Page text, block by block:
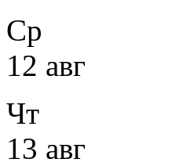
Ср
12 авг
Чт
13 авг